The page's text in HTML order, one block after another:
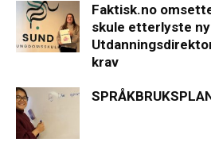
Faktisk.no
skule etterlyste
krav